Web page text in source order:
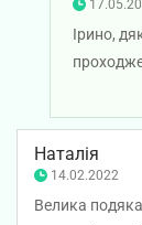
Ірино,
вдячні
здоров'я
Наталія
14.02.2022
Велика